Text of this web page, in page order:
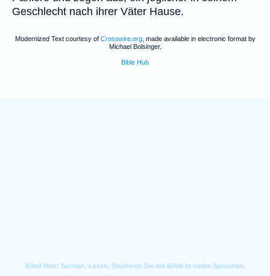
Geschlecht nach ihrer Väter Hause.
Modernized Text courtesy of Crosswire.org, made available in electronic format by
Michael Bolsinger.
Bible Hub